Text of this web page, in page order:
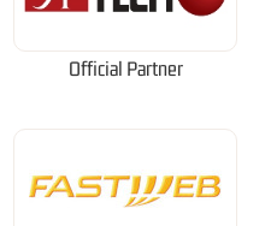
Official Partner